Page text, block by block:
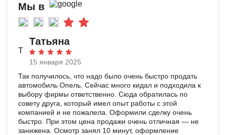
Мы в
Т
Татьяна
15 января 2025
Так получилось, что надо было очень быстро продать
автомобиль Опель. Сейчас много кидал и подходила к
выбору фирмы ответственно. Сюда обратилась по
совету друга, который имел опыт работы с этой
компанией и не пожалела. Оформили сделку очень
быстро. При этом цена продажи очень отличная — не
занижена. Осмотр занял 10 минут, оформление